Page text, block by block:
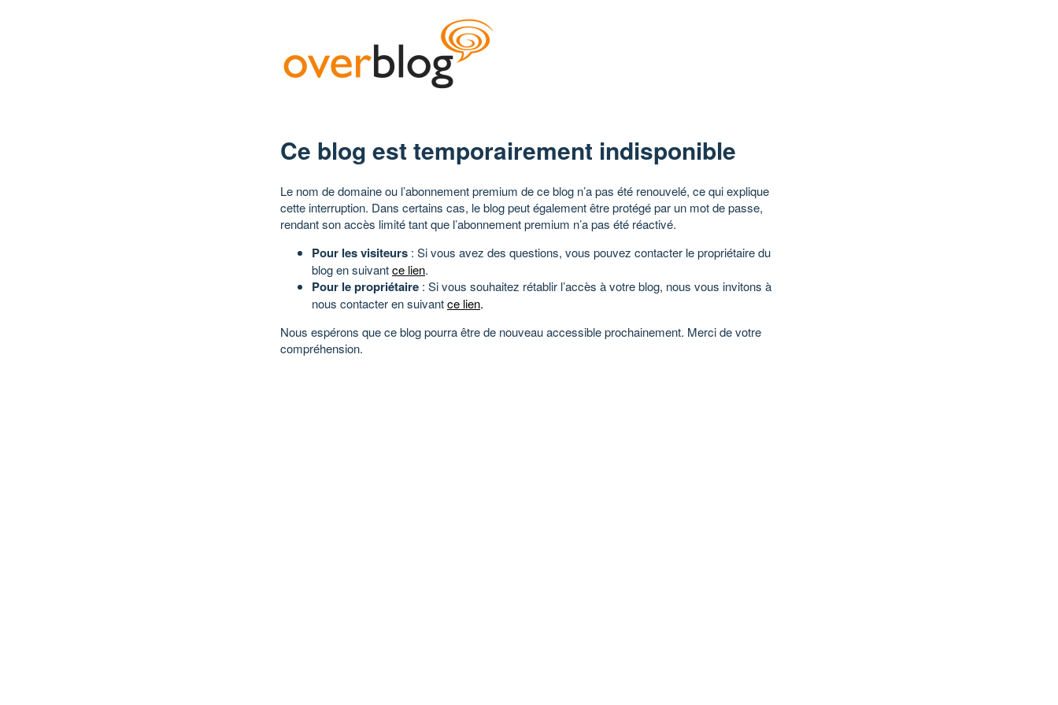
Ce blog est temporairement indisponible
Le nom de domaine ou l’abonnement premium de ce blog n’a pas été renouvelé, ce qui explique
cette interruption. Dans certains cas, le blog peut également être protégé par un mot de passe,
rendant son accès limité tant que l’abonnement premium n’a pas été réactivé.
Pour les visiteurs : Si vous avez des questions, vous pouvez contacter le propriétaire du
blog en suivantce lien.
Pour le propriétaire : Si vous souhaitez rétablir l’accès à votre blog, nous vous invitons à
nous contacter en suivantce lien.
Nous espérons que ce blog pourra être de nouveau accessible prochainement. Merci de votre
compréhension.